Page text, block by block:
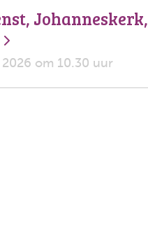
Johanneskerk,
om 10.30 uur